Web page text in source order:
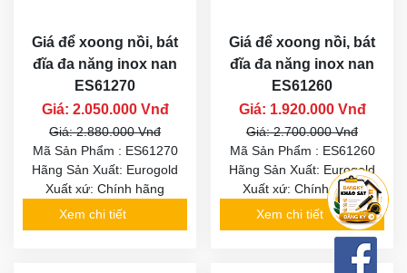
Giá để xoong nồi, bát
đĩa đa năng inox nan
ES61270
Giá: 2.050.000 Vnđ
Giá: 2.880.000 Vnđ
Mã Sản Phẩm : ES61270
Hãng Sản Xuất: Eurogold
Xuất xứ: Chính hãng
Xem chi tiết
Giá để xoong nồi, bát
đĩa đa năng inox nan
ES61260
Giá: 1.920.000 Vnđ
Giá: 2.700.000 Vnđ
Mã Sản Phẩm : ES61260
Hãng Sản Xuất: Eurogold
Xuất xứ: Chính hãng
Xem chi tiết